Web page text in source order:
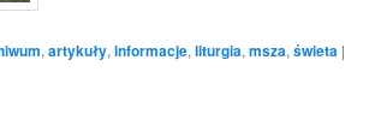
, artykuły, informacje, liturgia, msza, świeta |